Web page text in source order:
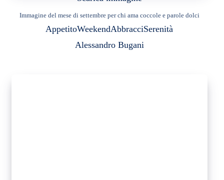
Immagine del mese di settembre per chi ama coccole e parole dolci
AppetitoWeekendAbbracciSerenità
Alessandro Bugani